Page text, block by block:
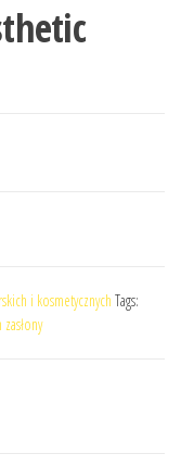
i kosmetycznych Tags: